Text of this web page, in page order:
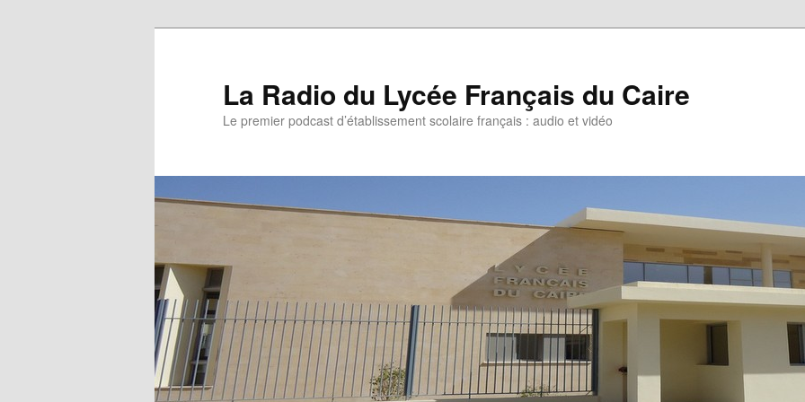
La Radio du Lycée Français du Caire
Le premier podcast d’établissement scolaire français : audio et vidéo